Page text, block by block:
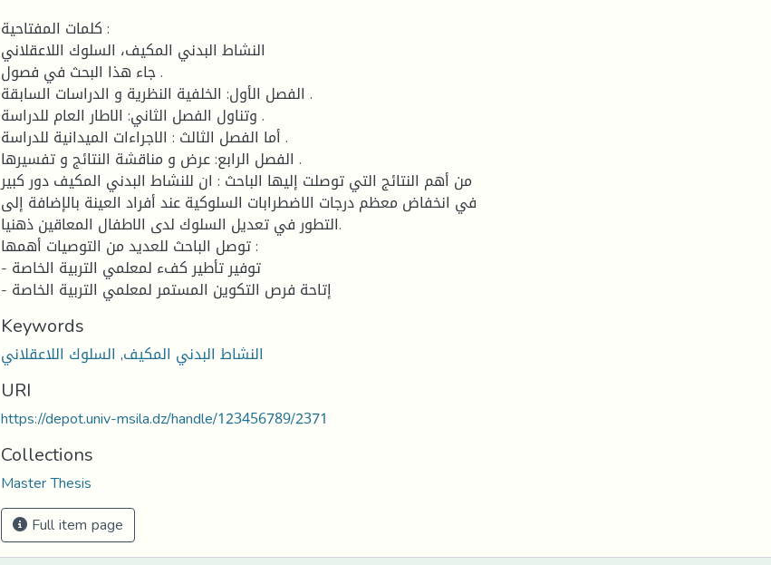
كلمات المفتاحية :
النشاط البدني المكيف، السلوك اللاعقلاني
جاء هذا البحث في فصول .
الفصل الأول: الخلفية النظرية و الدراسات السابقة .
وتناول الفصل الثاني: الاطار العام للدراسة .
أما الفصل الثالث : الاجراءات الميدانية للدراسة .
الفصل الرابع: عرض و مناقشة النتائج و تفسيرها .
من أهم النتائج التي توصلت إليها الباحث : ان للنشاط البدني المكيف دور كبير
في انخفاض معظم درجات الاضطرابات السلوكية عند أفراد العينة بالإضافة إلى
التطور في تعديل السلوك لدى الاطفال المعاقين ذهنيا.
توصل الباحث للعديد من التوصيات أهمها :
- توفير تأطير كفء لمعلمي التربية الخاصة
- إتاحة فرص التكوين المستمر لمعلمي التربية الخاصة
Keywords
النشاط البدني المكيف, السلوك اللاعقلاني
URI
https://depot.univ-msila.dz/handle/123456789/2371
Collections
Master Thesis
Full item page